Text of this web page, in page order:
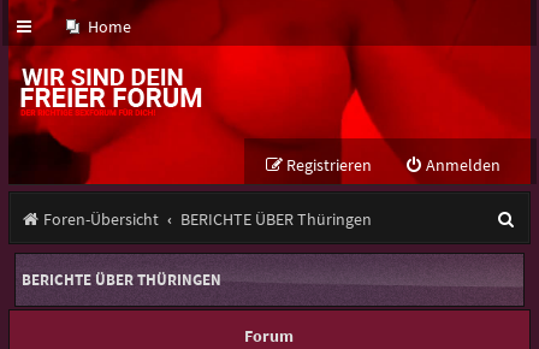
Home
Anmelden
Registrieren
Foren-Übersicht BERICHTE ÜBER Thüringen
u
c
BERICHTE ÜBER THÜRINGEN
Forum